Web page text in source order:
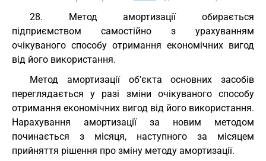
28. Метод амортизації обирається
підприємством самостійно з урахуванням
очікуваного способу отримання економічних вигод
від його використання.
Метод амортизації об'єкта основних засобів
переглядається у разі зміни очікуваного способу
отримання економічних вигод від його використання.
Нарахування амортизації за новим методом
починається з місяця, наступного за місяцем
прийняття рішення про зміну методу амортизації.